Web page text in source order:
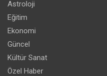
Astroloji
Eğitim
Ekonomi
Güncel
Kültür Sanat
Özel Haber